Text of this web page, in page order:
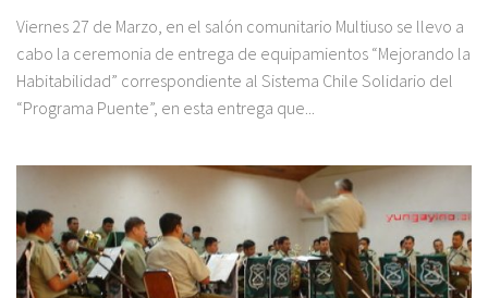
Viernes 27 de Marzo, en el salón comunitario Multiuso se llevo a
cabo la ceremonia de entrega de equipamientos “Mejorando la
Habitabilidad” correspondiente al Sistema Chile Solidario del
“Programa Puente”, en esta entrega que...